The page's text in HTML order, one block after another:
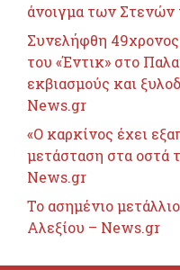
άνοιγμα των
Συνελήφθη
του «Έντικ» στο
εκβιασμούς και
News.gr
«Ο καρκίνος έχει
μετάσταση στα οστά
News.gr
Το ασημένιο
Αλεξίου – News.gr